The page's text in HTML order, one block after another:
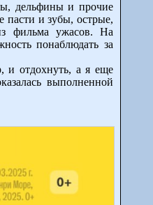
дельфины и прочие
пасти и зубы, острые,
фильма ужасов. На
понаблюдать за
и отдохнуть, а я еще
выполненной